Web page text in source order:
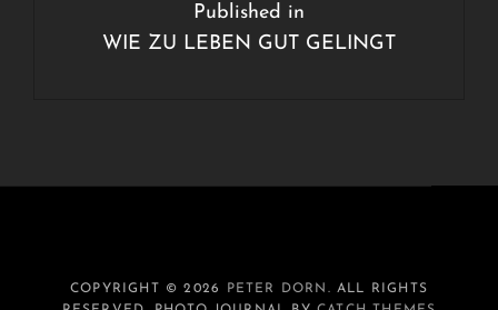
Published in
WIE ZU LEBEN GUT GELINGT
COPYRIGHT © 2026 PETER DORN . ALL RIGHTS